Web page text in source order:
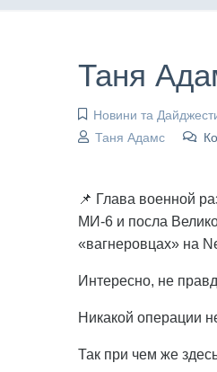
Таня
Новини та
Таня Адамс
📌 Глава военной
МИ-6 и посла
«вагнеровцах» на
Интересно, не
Никакой операции
Так при чем же